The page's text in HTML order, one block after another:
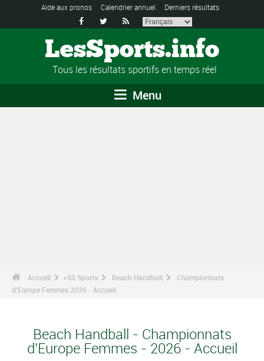
Aide aux pronos Calendrier annuel Derniers résultats
  
LesSports.info
Tous les résultats sportifs en temps réel
Menu
Accueil +50 Sports Beach Handball
Championnats
d'Europe Femmes 2026 - Accueil
Beach Handball - Championnats
d'Europe Femmes - 2026 - Accueil